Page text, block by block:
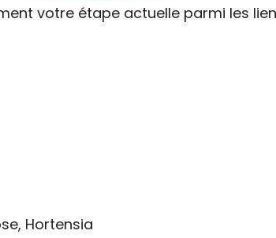
votre étape actuelle parmi les
Hortensia